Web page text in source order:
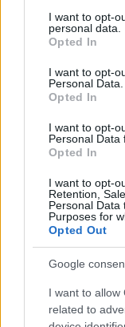
not limited to your
grant or deny
use your data for
consent section.
I want to opt-
personal data.
Opted In
I want to opt-
Personal Data.
Opted In
I want to opt-
Personal Data
Opted In
I want to opt-
Retention,
Personal Data
Purposes for
Opted Out
Google
I want to allow
related to
Marta Ruiz · 8 Ago 2026